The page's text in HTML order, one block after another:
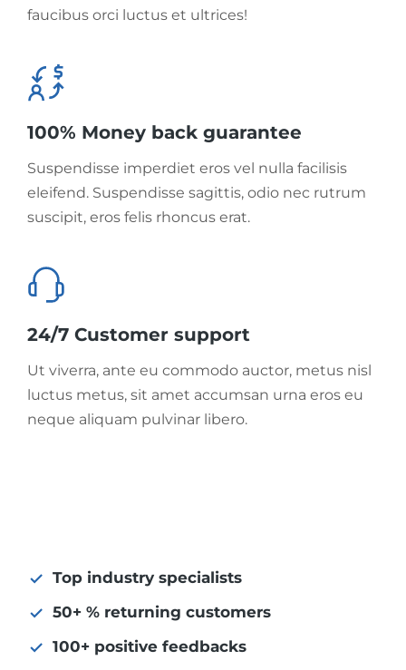
faucibus orci luctus et ultrices!
100% Money back guarantee
Suspendisse imperdiet eros vel nulla facilisis
eleifend. Suspendisse sagittis, odio nec rutrum
suscipit, eros felis rhoncus erat.
24/7 Customer support
Ut viverra, ante eu commodo auctor, metus nisl
luctus metus, sit amet accumsan urna eros eu
neque aliquam pulvinar libero.
Top industry specialists
50+ % returning customers
100+ positive feedbacks